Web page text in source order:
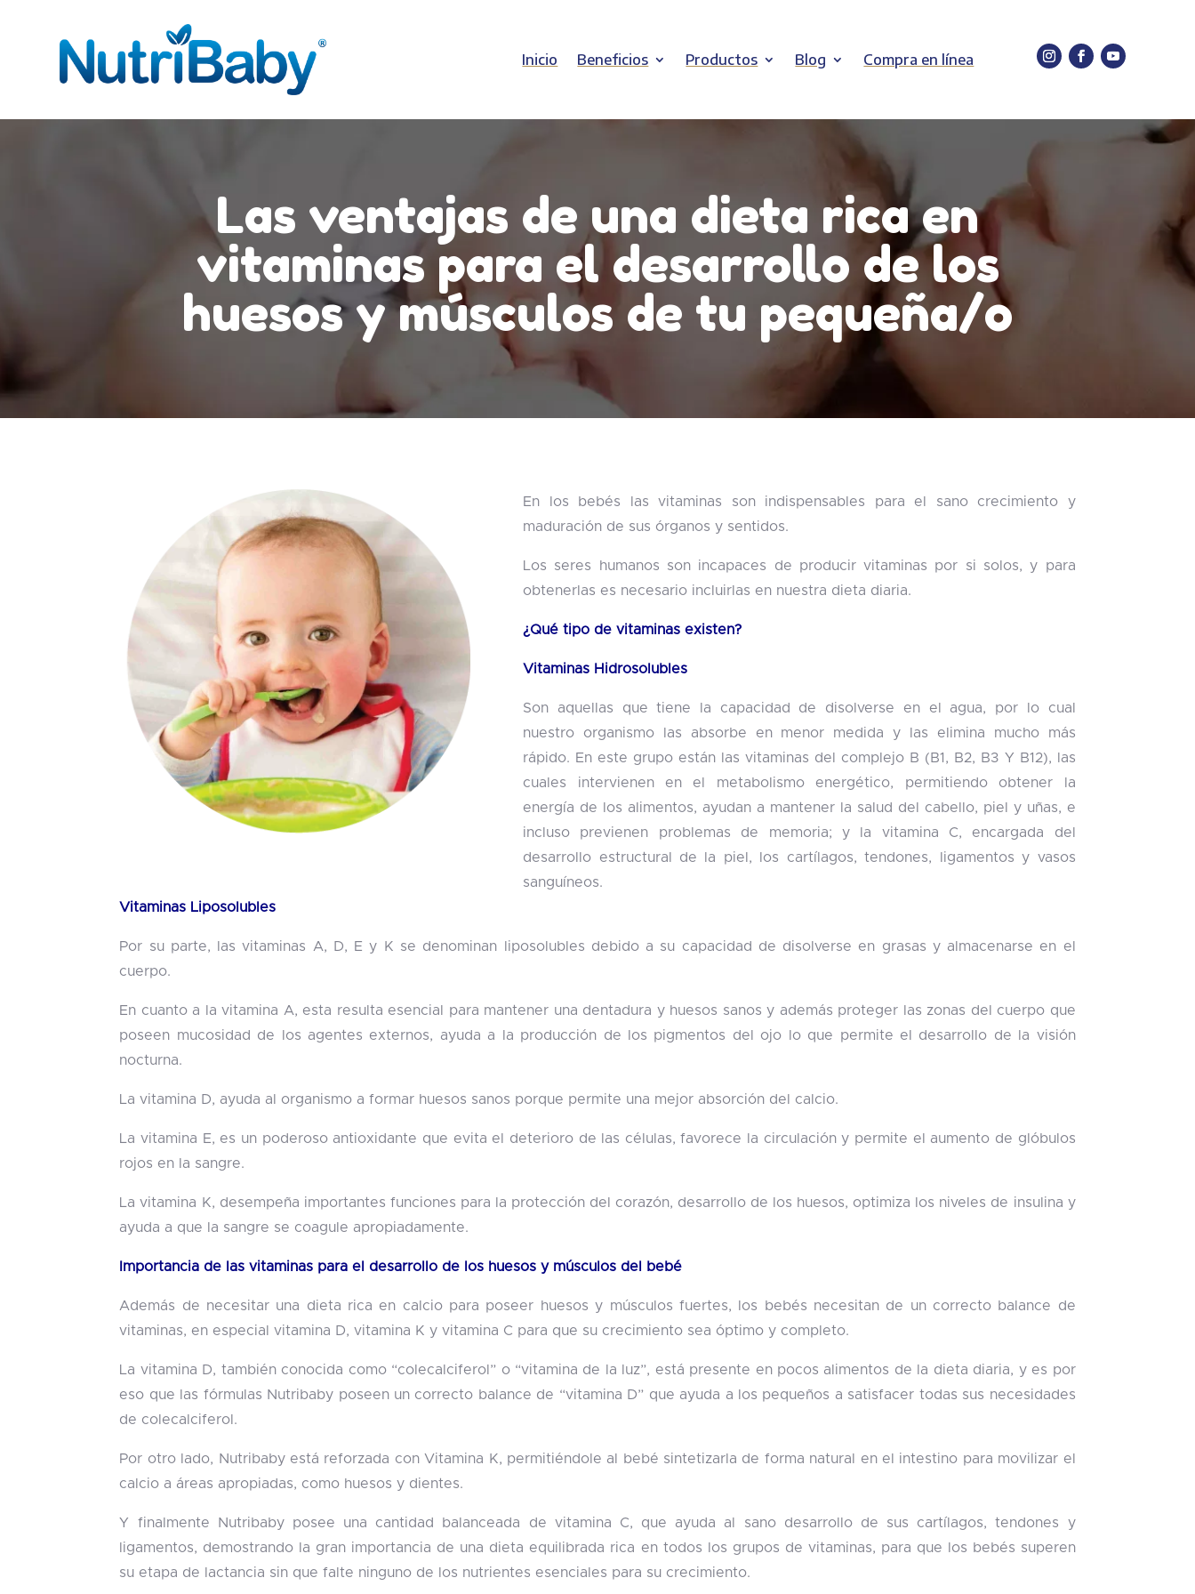
Inicio Beneficios Productos Blog Compra en línea
Las ventajas de una dieta rica en
vitaminas para el desarrollo de los
huesos y músculos de tu pequeña/o
En los bebés las vitaminas son indispensables para el sano crecimiento y
maduración de sus órganos y sentidos.
Los seres humanos son incapaces de producir vitaminas por si solos, y para
obtenerlas es necesario incluirlas en nuestra dieta diaria.
¿Qué tipo de vitaminas existen?
Vitaminas Hidrosolubles
Son aquellas que tiene la capacidad de disolverse en el agua, por lo cual
nuestro organismo las absorbe en menor medida y las elimina mucho más
rápido. En este grupo están las vitaminas del complejo B (B1, B2, B3 Y B12), las
cuales intervienen en el metabolismo energético, permitiendo obtener la
energía de los alimentos, ayudan a mantener la salud del cabello, piel y uñas, e
incluso previenen problemas de memoria; y la vitamina C, encargada del
desarrollo estructural de la piel, los cartílagos, tendones, ligamentos y vasos
sanguíneos.
Vitaminas Liposolubles
Por su parte, las vitaminas A, D, E y K se denominan liposolubles debido a su capacidad de disolverse en grasas y almacenarse en el
cuerpo.
En cuanto a la vitamina A, esta resulta esencial para mantener una dentadura y huesos sanos y además proteger las zonas del cuerpo que
poseen mucosidad de los agentes externos, ayuda a la producción de los pigmentos del ojo lo que permite el desarrollo de la visión
nocturna.
La vitamina D, ayuda al organismo a formar huesos sanos porque permite una mejor absorción del calcio.
La vitamina E, es un poderoso antioxidante que evita el deterioro de las células, favorece la circulación y permite el aumento de glóbulos
rojos en la sangre.
La vitamina K, desempeña importantes funciones para la protección del corazón, desarrollo de los huesos, optimiza los niveles de insulina y
ayuda a que la sangre se coagule apropiadamente.
Importancia de las vitaminas para el desarrollo de los huesos y músculos del bebé
Además de necesitar una dieta rica en calcio para poseer huesos y músculos fuertes, los bebés necesitan de un correcto balance de
vitaminas, en especial vitamina D, vitamina K y vitamina C para que su crecimiento sea óptimo y completo.
La vitamina D, también conocida como “colecalciferol” o “vitamina de la luz”, está presente en pocos alimentos de la dieta diaria, y es por
eso que las fórmulas Nutribaby poseen un correcto balance de “vitamina D” que ayuda a los pequeños a satisfacer todas sus necesidades
de colecalciferol.
Por otro lado, Nutribaby está reforzada con Vitamina K, permitiéndole al bebé sintetizarla de forma natural en el intestino para movilizar el
calcio a áreas apropiadas, como huesos y dientes.
Y finalmente Nutribaby posee una cantidad balanceada de vitamina C, que ayuda al sano desarrollo de sus cartílagos, tendones y
ligamentos, demostrando la gran importancia de una dieta equilibrada rica en todos los grupos de vitaminas, para que los bebés superen
su etapa de lactancia sin que falte ninguno de los nutrientes esenciales para su crecimiento.